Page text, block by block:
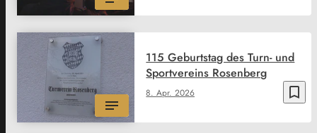
bookmark_border
8. Apr. 2026
115 Geburtstag des Turn- und
Sportvereins Rosenberg